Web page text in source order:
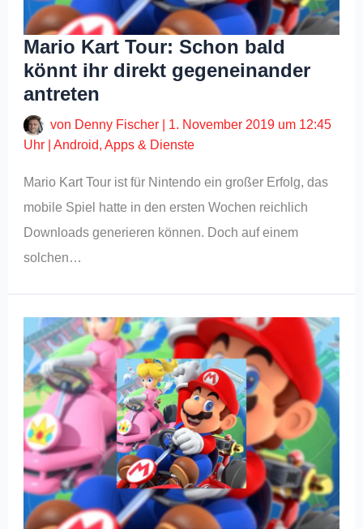
Mario Kart Tour: Schon bald
könnt ihr direkt gegeneinander
antreten
von Denny Fischer
1. November 2019 um 12:45
Uhr |Android,Apps & Dienste
Mario Kart Tour ist für Nintendo ein großer Erfolg, das
mobile Spiel hatte in den ersten Wochen reichlich
Downloads generieren können. Doch auf einem
solchen…